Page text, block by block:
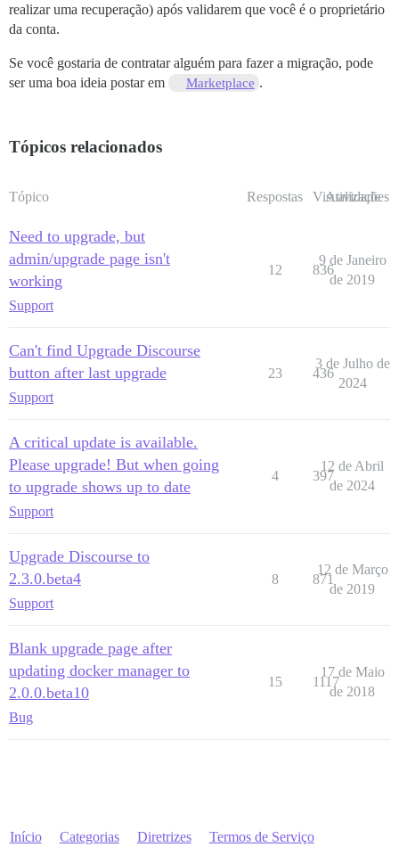
realizar uma recuperação) após validarem que você é o proprietário
da conta.
Se você gostaria de contratar alguém para fazer a migração, pode
ser uma boa ideia postar em
Marketplace .
Tópicos relacionados
Tópico Respostas Visualizações
Atividade
Need to upgrade, but
admin/upgrade page isn't
working
Support
12 836
9 de Janeiro
de 2019
Can't find Upgrade Discourse
button after last upgrade
Support
23 436
3 de Julho de
2024
A critical update is available.
Please upgrade! But when going
to upgrade shows up to date
Support
4 397
12 de Abril
de 2024
Upgrade Discourse to
2.3.0.beta4
Support
8 871
12 de Março
de 2019
Blank upgrade page after
updating docker manager to
2.0.0.beta10
Bug
15 1117
17 de Maio
de 2018
Início Categorias Diretrizes Termos de Serviço